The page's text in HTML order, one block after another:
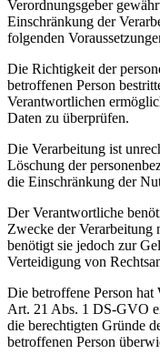
Verordnungsgeber
Einschränkung der
folgenden
Die Richtigkeit der
betroffenen Person
Verantwortlichen
Daten zu überprüfen.
Die Verarbeitung ist
Löschung der
die Einschränkung der
Der Verantwortliche
Zwecke der Verarbeitung
benötigt sie jedoch zur
Verteidigung von
Die betroffene Person hat
Art. 21 Abs. 1 DS-GVO
die berechtigten Gründe
betroffenen Person